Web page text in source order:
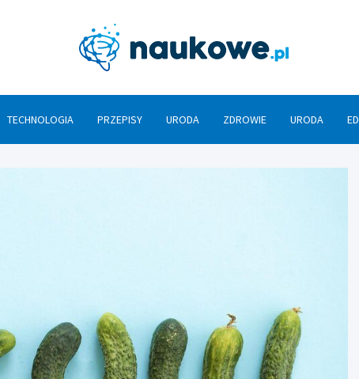
TECHNOLOGIA PRZEPISY URODA ZDROWIE URODA